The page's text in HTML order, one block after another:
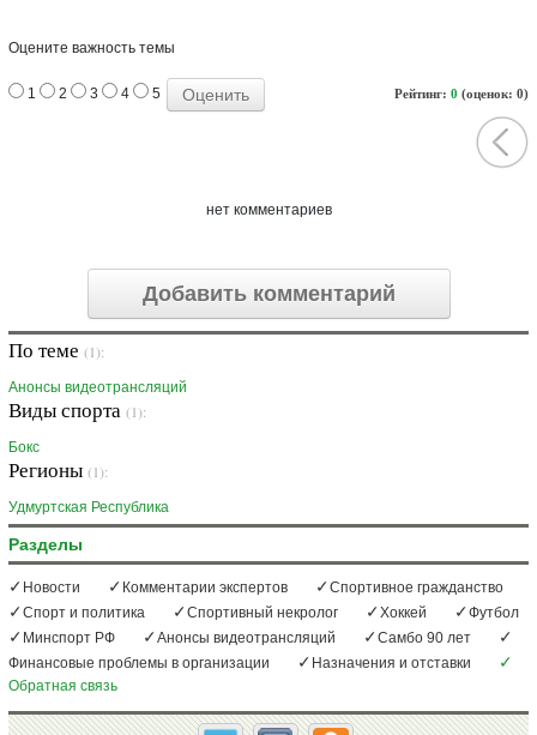
Оцените важность темы
Рейтинг: 0 (оценок: 0)
1 2 3 4 5
нет комментариев
Добавить комментарий
По теме (1):
Анонсы видеотрансляций
Виды спорта (1):
Бокс
Регионы (1):
Удмуртская Республика
Разделы
Новости Комментарии экспертов
Спортивное гражданство
Спорт и политика
Спортивный некролог Хоккей
Футбол
Минспорт РФ
Анонсы видеотрансляций
Самбо 90 лет
Финансовые проблемы в организации
Назначения и отставки
Обратная связь